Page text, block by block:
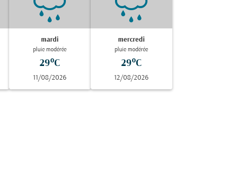
mardi
pluie modérée
29°C
11/08/2026
mercredi
pluie modérée
29°C
12/08/2026